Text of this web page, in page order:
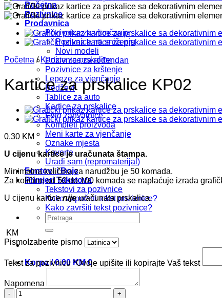
Početna
Pozivnice
Prodavnica
Pozivnice za vjenčanje
Pozivnice na sniženju
Novi modeli
Pozivnice za rođendan
Pozivnice za krštenje
Lepeze za vjenčanje
Bedževi
Tablice za auto
Kartice za prskalice
Foto zahvalnice
Kompleti proizvoda
Meni karte za vjenčanje
Oznake mjesta
Koverte
Uradi sam (repromaterijal)
Fontovi i Boje
Primjeri Tekstova
Tekstovi za pozivnice
Kako započeti tekst pozivnice?
Kako završiti tekst pozivnice?
Pretraži:
Korpa /0,00 KM 0
Početna / Kartice za prskalice
Kartice za prskalice KP02
0,30 KM
U cijenu kartice je uračunata štampa.
Minimalna količina za narudžbu je 50 komada.
Za količine od 50 do 100 komada se naplaćuje izrada
U cijenu karticenijeuračunata prskalica.
KM
Pismo Izaberite pismo
Tekst za pozivnicu *Ovdje upišite ili kopirajte Vaš tekst
Napomena
Kartice